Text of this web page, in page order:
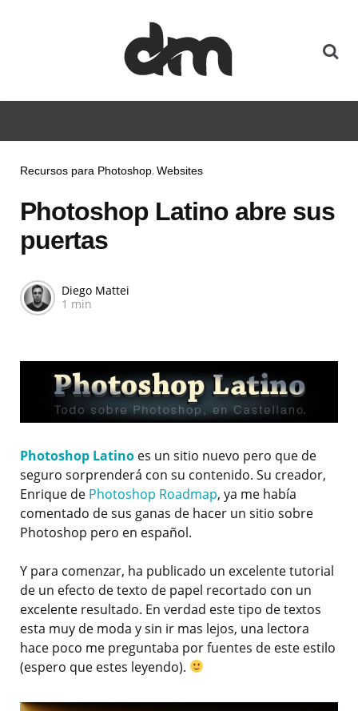
Recursos para Photoshop Websites
Photoshop Latino abre sus
puertas
Diego Mattei
1 min
Photoshop Latino es un sitio nuevo pero que de
seguro sorprenderá con su contenido. Su creador,
Enrique de Photoshop Roadmap, ya me había
comentado de sus ganas de hacer un sitio sobre
Photoshop pero en español.
Y para comenzar, ha publicado un excelente tutorial
de un efecto de texto de papel recortado con un
excelente resultado. En verdad este tipo de textos
esta muy de moda y sin ir mas lejos, una lectora
hace poco me preguntaba por fuentes de este estilo
(espero que estes leyendo).